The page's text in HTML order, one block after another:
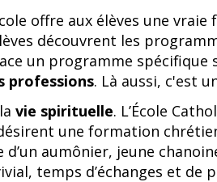
offre aux élèves une
découvrent les
un programme spécifique
professions. Là aussi, c'est
vie spirituelle. L’École
une formation
d’un aumônier, jeune
temps d’échanges et